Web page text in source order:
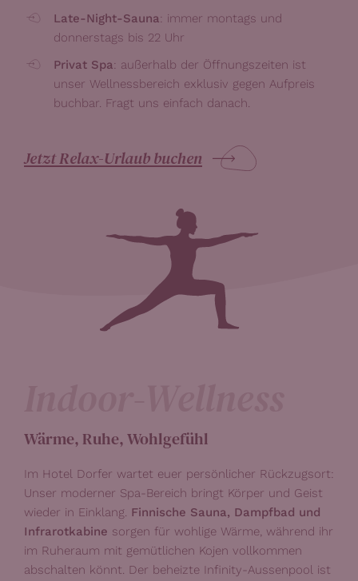
Late-Night-Sauna: immer montags und
donnerstags bis 22 Uhr
Privat Spa: außerhalb der Öffnungszeiten ist
unser Wellnessbereich exklusiv gegen Aufpreis
buchbar. Fragt uns einfach danach.
Jetzt Relax-Urlaub buchen
Wärme, Ruhe, Wohlgefühl
Im Hotel Dorfer wartet euer persönlicher Rückzugsort:
Unser moderner Spa-Bereich bringt Körper und Geist
wieder in Einklang. Finnische Sauna, Dampfbad und
Infrarotkabine sorgen für wohlige Wärme, während ihr
im Ruheraum mit gemütlichen Kojen vollkommen
abschalten könnt. Der beheizte Infinity-Aussenpool ist